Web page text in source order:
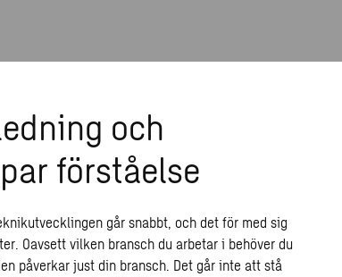
och
förståelse
går snabbt, och det för med sig
Oavsett vilken bransch du arbetar i behöver du
påverkar just din bransch. Det går inte att stå